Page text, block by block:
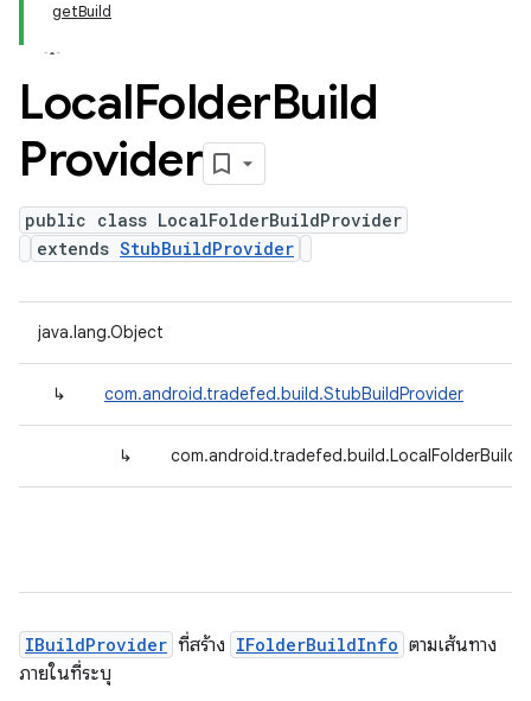
getBuild
LocalFolderBuild
Provider
public class LocalFolderBuildProvider
extends StubBuildProvider
java.lang.Object
↳ com.android.tradefed.build.StubBuildProvider
↳
IBuildProvider ที่สร้าง IFolderBuildInfo ตามเส้นทาง
ภายในที่ระบุ